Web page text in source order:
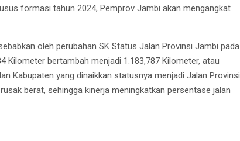
formasi tahun 2024, Pemprov Jambi akan mengangkat
oleh perubahan SK Status Jalan Provinsi Jambi pada
Kilometer bertambah menjadi 1.183,787 Kilometer, atau
Kabupaten yang dinaikkan statusnya menjadi Jalan Provinsi
berat, sehingga kinerja meningkatkan persentase jalan